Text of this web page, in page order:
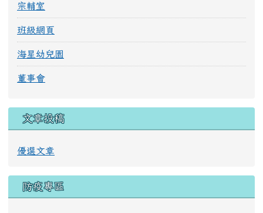
宗輔室
班級網頁
海星幼兒園
董事會
文章投稿
優選文章
防疫專區